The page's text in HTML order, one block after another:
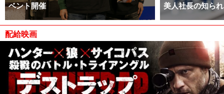
ベント開催
美人社長の知ら
配給映画